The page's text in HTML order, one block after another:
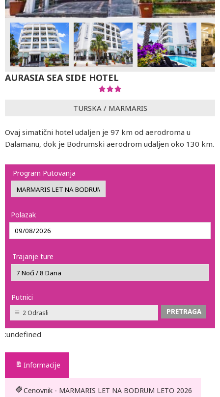
AURASIA SEA SIDE HOTEL
TURSKA / MARMARIS
Ovaj simatični hotel udaljen je 97 km od aerodroma u
Dalamanu, dok je Bodrumski aerodrom udaljen oko 130 km.
Program Putovanja
Polazak
Trajanje ture
Putnici
2 Odrasli
:undefined
Informacije
Cenovnik - MARMARIS LET NA BODRUM LETO 2026